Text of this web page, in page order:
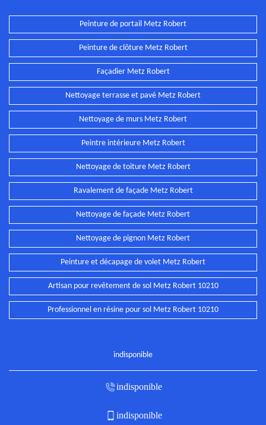
Peinture de portail Metz Robert
Peinture de clôture Metz Robert
Façadier Metz Robert
Nettoyage terrasse et pavé Metz Robert
Nettoyage de murs Metz Robert
Peintre intérieure Metz Robert
Nettoyage de toiture Metz Robert
Ravalement de façade Metz Robert
Nettoyage de façade Metz Robert
Nettoyage de pignon Metz Robert
Peinture et décapage de volet Metz Robert
Artisan pour revêtement de sol Metz Robert 10210
Professionnel en résine pour sol Metz Robert 10210
indisponible
indisponible
indisponible